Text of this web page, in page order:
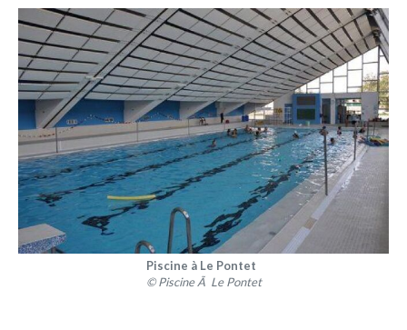
Piscine à Le Pontet
© Piscine Ã Le Pontet